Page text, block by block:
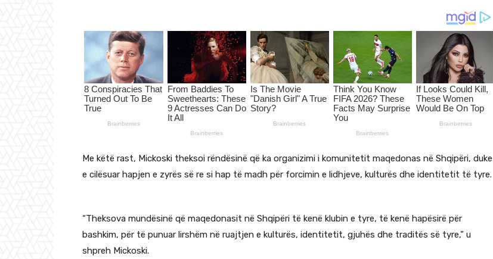
Me këtë rast, Mickoski theksoi rëndësinë që ka organizimi i komunitetit maqedonas në Shqipëri, duke
e cilësuar hapjen e zyrës së re si hap të madh për forcimin e lidhjeve, kulturës dhe identitetit të tyre.
“Theksova mundësinë që maqedonasit në Shqipëri të kenë klubin e tyre, të kenë hapësirë për
bashkim, për të punuar lirshëm në ruajtjen e kulturës, identitetit, gjuhës dhe traditës së tyre,” u
shpreh Mickoski.